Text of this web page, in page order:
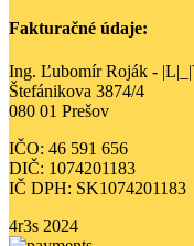
Fakturačné údaje:
Ing. Ľubomír Roják -
Štefánikova 3874/4
080 01 Prešov
IČO: 46 591 656
DIČ: 1074201183
IČ DPH: SK1074201183
4r3s 2024